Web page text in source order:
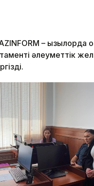
– Қызылорда
әлеуметтік